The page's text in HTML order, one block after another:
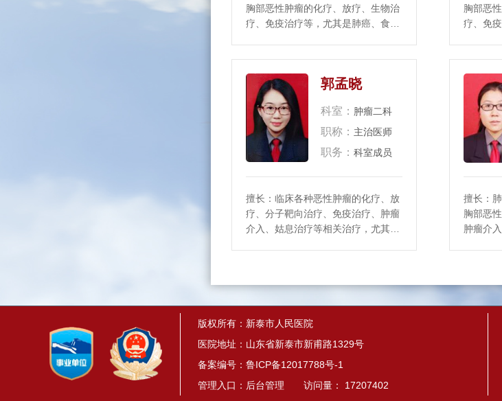
胸部恶性肿瘤的化疗、放疗、生物治
疗、免疫治疗等，尤其是肺癌、食管
胸部恶
疗、免
郭孟晓
科室： 肿瘤二科
职称： 主治医师
职务：科室成员
擅长：临床各种恶性肿瘤的化疗、放
疗、分子靶向治疗、免疫治疗、肿瘤
介入、姑息治疗等相关治疗，尤其在
擅长：
胸部恶
肿瘤介
版权所有：新泰市人民医院
医院地址：山东省新泰市新甫路1329号
备案编号： 鲁ICP备12017788号-1
管理入口： 后台管理 访问量： 17207402